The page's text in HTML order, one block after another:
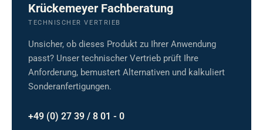
Krückemeyer Fachberatung
TECHNISCHER VERTRIEB
Unsicher, ob dieses Produkt zu Ihrer Anwendung
passt? Unser technischer Vertrieb prüft Ihre
Anforderung, bemustert Alternativen und kalkuliert
Sonderanfertigungen.
+49 (0) 27 39 / 8 01 - 0